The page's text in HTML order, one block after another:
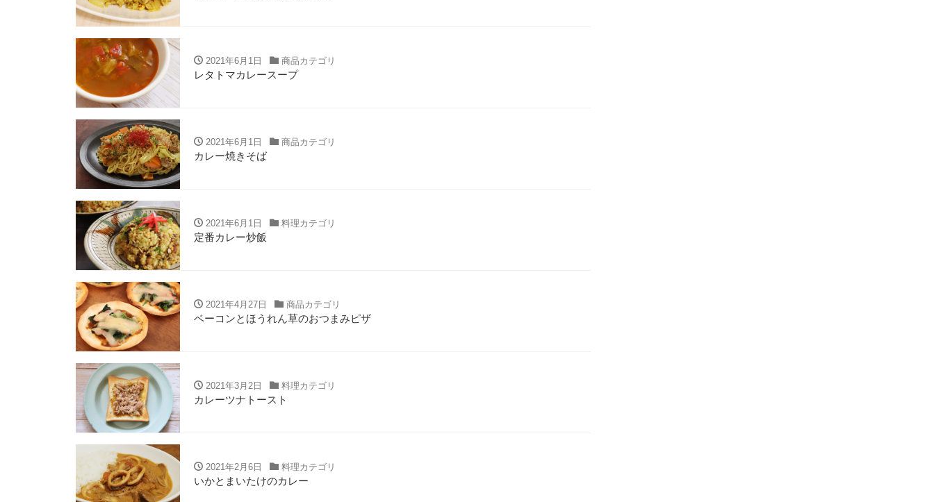
2021年6月1日 商品カテゴリ
レタトマカレースープ
2021年6月1日 商品カテゴリ
カレー焼きそば
2021年6月1日 料理カテゴリ
定番カレー炒飯
2021年4月27日 商品カテゴリ
ベーコンとほうれん草のおつまみピザ
2021年3月2日 料理カテゴリ
カレーツナトースト
2021年2月6日 料理カテゴリ
いかとまいたけのカレー